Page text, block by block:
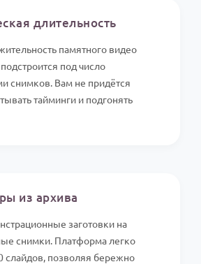
длительность
памятного видео
под число
снимков. Вам не придётся
тайминги и подгонять
из архива
заготовки на
снимки. Платформа легко
слайдов, позволяя бережно